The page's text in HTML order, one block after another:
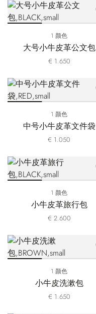
1 颜色
大号小牛皮革公文包
€ 1.650
1 颜色
中号小牛皮革文件袋
€ 1.050
1 颜色
小牛皮革旅行包
€ 2.600
1 颜色
小牛皮洗漱包
€ 1.650